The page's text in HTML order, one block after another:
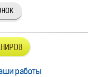
работы